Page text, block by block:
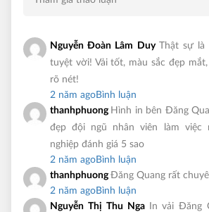
Nguyễn Đoàn Lâm Duy Thật sự là
tuyệt vời! Vải tốt, màu sắc đẹp
rõ nét!
2 năm agoBình luận
thanhphuong Hình in bên Đăng
đẹp đội ngũ nhân viên làm việc
nghiệp đánh giá 5 sao
2 năm agoBình luận
thanhphuongĐăng Quang rất
2 năm agoBình luận
Nguyễn Thị Thu Nga
In vải Đăng